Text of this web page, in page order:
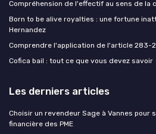
Compréhension de l'effectif au sens de la
Born to be alive royalties : une fortune
Hernandez
Comprendre l'application de l'article 283-
Cofica bail : tout ce que vous devez savoir
Les derniers articles
Choisir un revendeur Sage à Vannes
financière des PME